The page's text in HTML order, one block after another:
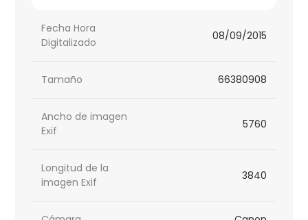
Fecha Hora
Digitalizado
08/09/2015
Tamaño 66380908
Ancho de imagen
Exif
5760
Longitud de la
imagen Exif
3840